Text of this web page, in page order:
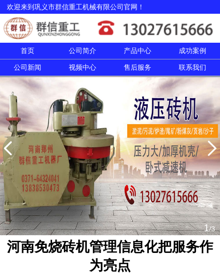
欢迎来到巩义市群信重工机械有限公司官网！
首页 公司简介 产品中心 成功案例
公司新闻 视频中心 售后服务 联系我们
1/3
河南免烧砖机管理信息化把服务作
为亮点